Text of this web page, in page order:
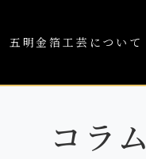
五明金箔工芸について
コラム